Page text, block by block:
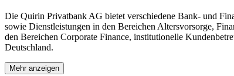
Die Quirin Privatbank AG bietet verschiedene Bank- und
sowie Dienstleistungen in den Bereichen Altersvorsorge,
den Bereichen Corporate Finance, institutionelle
Deutschland.
Mehr anzeigen